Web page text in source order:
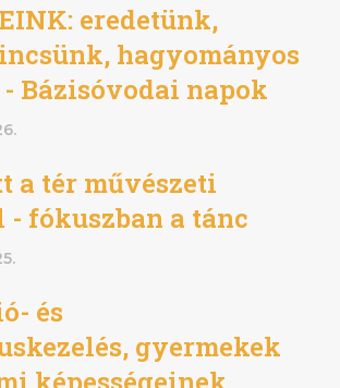
eredetünk,
hagyományos
Bázisóvodai napok
a tér művészeti
fókuszban a tánc
és
gyermekek